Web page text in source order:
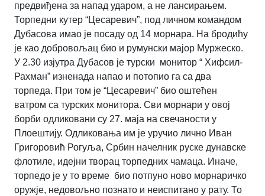
предвиђена за напад ударом, а не лансирањем.
Торпедни кутер “Цесаревич”, под личном командом
Дубасова имао је посаду од 14 морнара. На бродићу
је као добровољац био и румунски мајор Муржеско.
У 2.30 изјутра Дубасов је турски монитор “ Хифсил-
Рахман” изненада напао и потопио га са два
торпеда. При том је “Цесаревич” био оштећен
ватром са турских монитора. Сви морнари у овој
борби одликовани су 27. маја на свечаности у
Плоештију. Одликовања им је уручио лично Иван
Григоровић Рогуља, Србин начелник руске дунавске
флотиле, идејни творац торпедних чамаца. Иначе,
торпедо је у то време био потпуно ново морнаричко
оружје, недовољно познато и неиспитано у рату. То